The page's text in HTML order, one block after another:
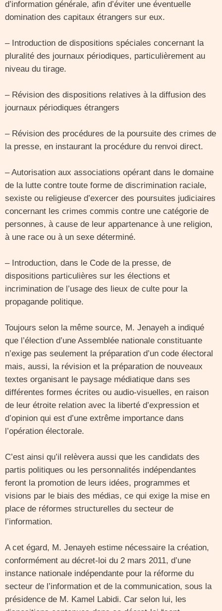
d’information générale, afin d’éviter une éventuelle
domination des capitaux étrangers sur eux.
– Introduction de dispositions spéciales concernant la
pluralité des journaux périodiques, particulièrement au
niveau du tirage.
– Révision des dispositions relatives à la diffusion des
journaux périodiques étrangers
– Révision des procédures de la poursuite des crimes de
la presse, en instaurant la procédure du renvoi direct.
– Autorisation aux associations opérant dans le domaine
de la lutte contre toute forme de discrimination raciale,
sexiste ou religieuse d’exercer des poursuites judiciaires
concernant les crimes commis contre une catégorie de
personnes, à cause de leur appartenance à une religion,
à une race ou à un sexe déterminé.
– Introduction, dans le Code de la presse, de
dispositions particulières sur les élections et
incrimination de l’usage des lieux de culte pour la
propagande politique.
Toujours selon la même source, M. Jenayeh a indiqué
que l’élection d’une Assemblée nationale constituante
n’exige pas seulement la préparation d’un code électoral
mais, aussi, la révision et la préparation de nouveaux
textes organisant le paysage médiatique dans ses
différentes formes écrites ou audio-visuelles, en raison
de leur étroite relation avec la liberté d’expression et
d’opinion qui est d’une extrême importance dans
l’opération électorale.
C’est ainsi qu’il relèvera aussi que les candidats des
partis politiques ou les personnalités indépendantes
feront la promotion de leurs idées, programmes et
visions par le biais des médias, ce qui exige la mise en
place de réformes structurelles du secteur de
l’information.
A cet égard, M. Jenayeh estime nécessaire la création,
conformément au décret-loi du 2 mars 2011, d’une
instance nationale indépendante pour la réforme du
secteur de l’information et de la communication, sous la
présidence de M. Kamel Labidi. Car selon lui, les